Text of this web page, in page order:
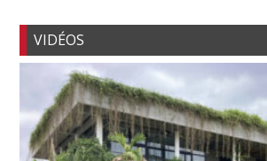
VIDÉOS